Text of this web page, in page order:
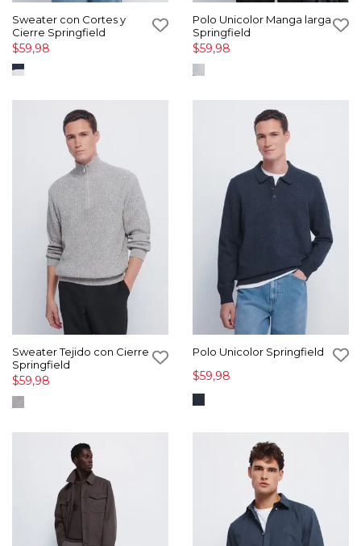
Sweater con Cortes y
Cierre Springfield
$59,98
Polo Unicolor Manga larga
Springfield
$59,98
Sweater Tejido con Cierre
Springfield
$59,98
Polo Unicolor Springfield
$59,98